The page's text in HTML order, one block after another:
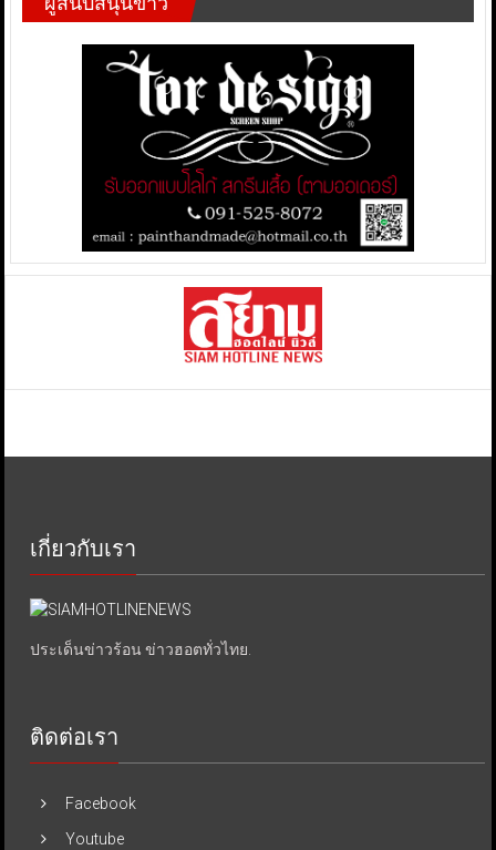
เกี่ยวกับเรา
ประเด็นข่าวร้อน ข่าวฮอตทั่วไทย.
ติดต่อเรา
Facebook
Youtube